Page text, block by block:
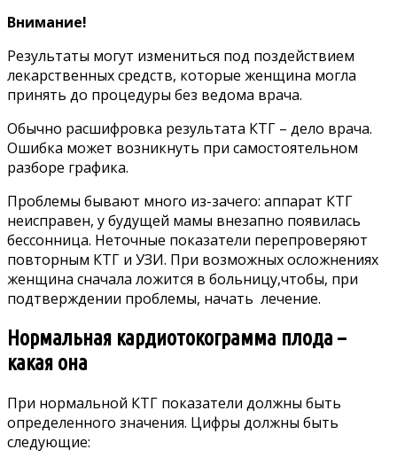
Внимание!
Результаты могут измениться под поздействием
лекарственных средств, которые женщина могла
принять до процедуры без ведома врача.
Обычно расшифровка результата КТГ – дело врача.
Ошибка может возникнуть при самостоятельном
разборе графика.
Проблемы бывают много из-зачего: аппарат КТГ
неисправен, у будущей мамы внезапно появилась
бессонница. Неточные показатели перепроверяют
повторным КТГ и УЗИ. При возможных осложнениях
женщина сначала ложится в больницу,чтобы, при
подтверждении проблемы, начать лечение.
Нормальная кардиотокограмма плода –
какая она
При нормальной КТГ показатели должны быть
определенного значения. Цифры должны быть
следующие: